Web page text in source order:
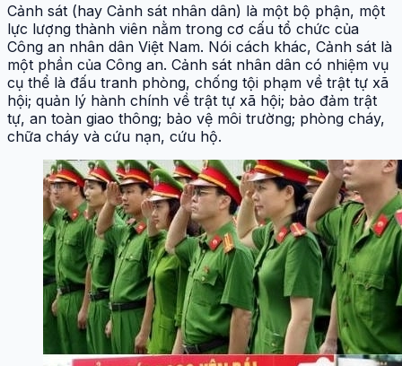
Cảnh sát (hay Cảnh sát nhân dân) là một bộ phận, một
lực lượng thành viên nằm trong cơ cấu tổ chức của
Công an nhân dân Việt Nam. Nói cách khác, Cảnh sát là
một phần của Công an. Cảnh sát nhân dân có nhiệm vụ
cụ thể là đấu tranh phòng, chống tội phạm về trật tự xã
hội; quản lý hành chính về trật tự xã hội; bảo đảm trật
tự, an toàn giao thông; bảo vệ môi trường; phòng cháy,
chữa cháy và cứu nạn, cứu hộ.